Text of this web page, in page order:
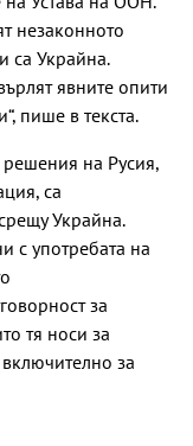
незаконното
са Украйна.
явните опити
пише в текста.
на Русия,
са
Украйна.
с употребата на
за
тя носи за
за